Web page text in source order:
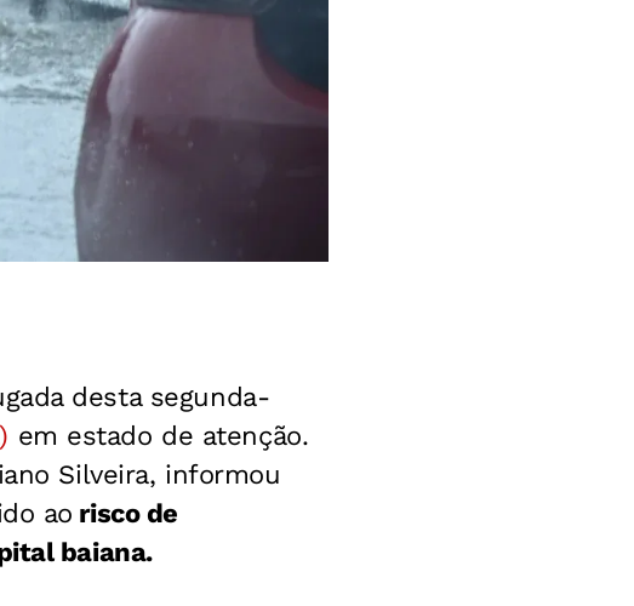
desta segunda-
em estado de atenção.
Silveira, informou
ao risco de
baiana.